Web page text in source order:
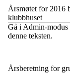
Årsmøtet for 2016
klubbhuset
​Gå i Admin-modus
denne teksten.
Årsberetning for